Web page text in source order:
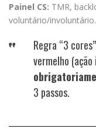
Painel CS: TMR,
voluntário/involuntário.
Regra “3
vermelho
3 passos.